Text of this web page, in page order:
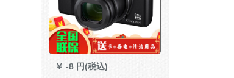
￥ -8 円(税込)